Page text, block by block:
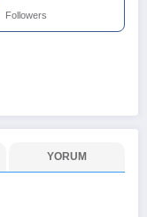
Followers
YORUM